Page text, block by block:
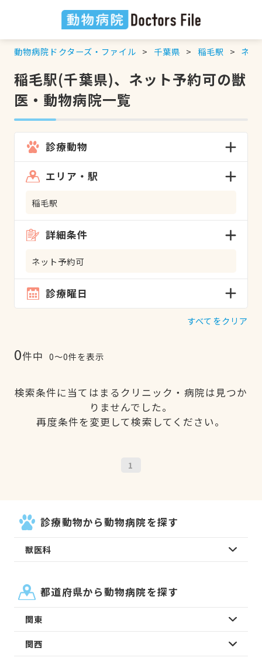
動物病院ドクターズ・ファイル 千葉県 稲毛駅 ネッ
稲毛駅(千葉県)、ネット予約可の獣
医・動物病院一覧
診療動物
エリア・駅
稲毛駅
詳細条件
ネット予約可
診療曜日
すべてをクリア
0件中 0〜0件を表示
検索条件に当てはまるクリニック・病院は見つか
りませんでした。
再度条件を変更して検索してください。
1
診療動物から動物病院を探す
獣医科
都道府県から動物病院を探す
関東
関西